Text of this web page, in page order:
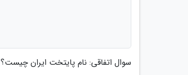
سوال اتفاقی: نام پایتخت ایران چیست؟